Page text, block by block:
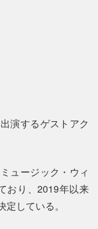
演するゲストアク
ュージック・ウィ
おり、2019年以来
している。